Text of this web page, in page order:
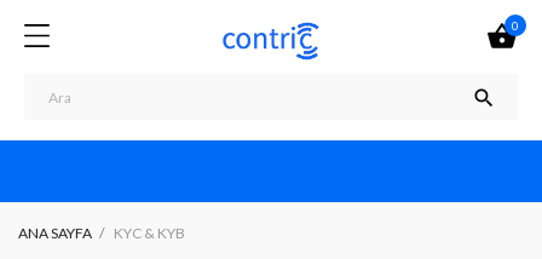

0

ANA SAYFA KYC & KYB